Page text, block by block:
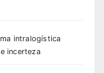
intralogística
incerteza